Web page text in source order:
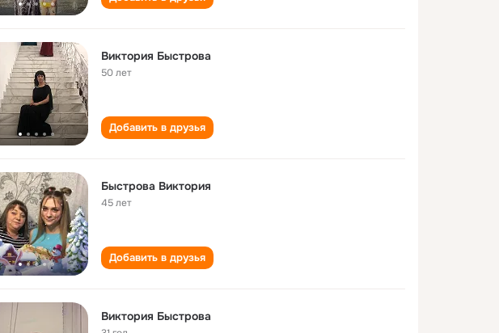
Виктория Быстрова
50 лет
Добавить в друзья
Быстрова Виктория
45 лет
Добавить в друзья
Виктория Быстрова